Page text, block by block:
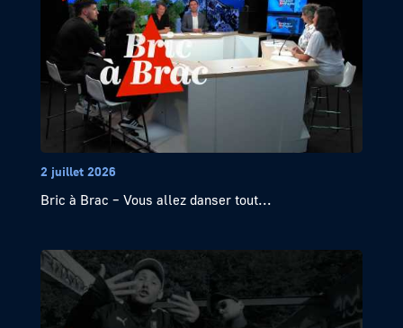
2 juillet 2026
Bric à Brac – Vous allez danser tout...